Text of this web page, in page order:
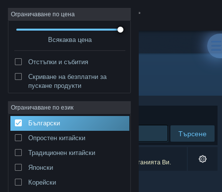
Вписване
Относно
Поддръжка
Смяна на езика
Ограничаване по цена
Всякаква цена
Отстъпки и събития
Скриване на безплатни за
пускане продукти
Ограничаване по език
Български
Опростен китайски
Традиционен китайски
Японски
Корейски
Разработчик: Aquila Industrial
Сортиране по Съответстване
Търсене
0 резултата съответстват на търсенето Ви.
2 заглавия бяха изключени спрямо предпочитанията Ви.